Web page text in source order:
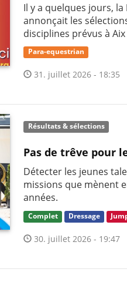
Il y a quelques jours,
annonçait les
disciplines prévus à Aix
Para-equestrian
31. juillet 2026 - 18:35
Résultats & sélections
Pas de trêve pour
Détecter les jeunes
missions que mènent
années.
Complet Dressage
30. juillet 2026 - 19:47